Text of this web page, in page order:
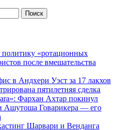
«ротационных
после вмешательства
в Андхери Уэст за 17 лакхов
пятилетняя сделка
Фархан Ахтар покинул
Ашутоша Говарикера — его
Шарвари и Венданга